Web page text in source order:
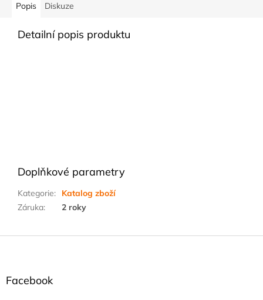
Popis Diskuze
Detailní popis produktu
Doplňkové parametry
Kategorie:
Katalog zboží
Záruka: 2 roky
Z
Facebook